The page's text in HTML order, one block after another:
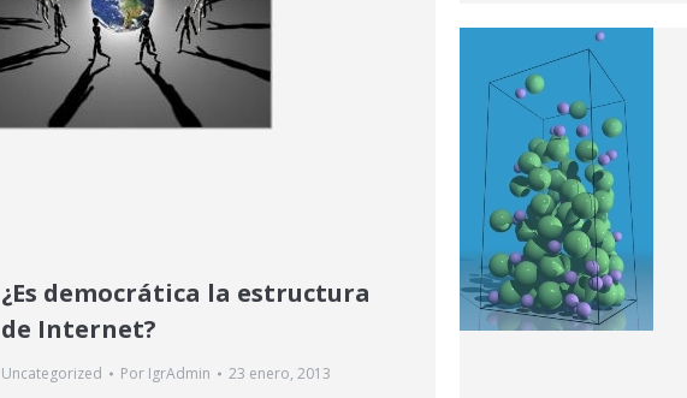
¿Es democrática la estructura
de Internet?
Uncategorized Por IgrAdmin 23 enero, 2013